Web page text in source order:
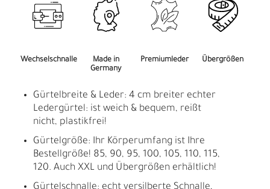
Wechselschnalle
Made in
Germany
Premiumleder Übergrößen
Gürtelbreite & Leder: 4 cm breiter echter
Ledergürtel: ist weich & bequem, reißt
nicht, plastikfrei!
Gürtelgröße: Ihr Körperumfang ist Ihre
Bestellgröße! 85, 90, 95, 100, 105, 110, 115,
120. Auch XXL und Übergrößen erhältlich!